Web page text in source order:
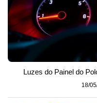
Luzes do Painel do
18/